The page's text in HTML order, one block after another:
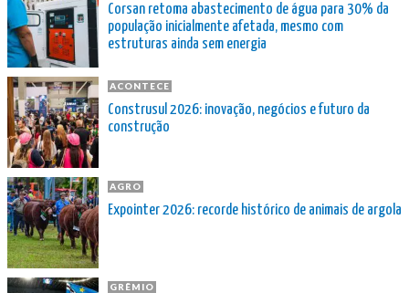
Corsan retoma abastecimento de água para 30% da
população inicialmente afetada, mesmo com
estruturas ainda sem energia
ACONTECE
Construsul 2026: inovação, negócios e futuro da
construção
AGRO
Expointer 2026: recorde histórico de animais de argola
GRÊMIO